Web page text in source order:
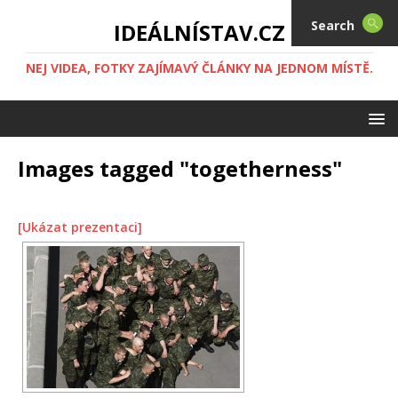
IDEÁLNÍSTAV.CZ
NEJ VIDEA, FOTKY ZAJÍMAVÝ ČLÁNKY NA JEDNOM MÍSTĚ.
Images tagged "togetherness"
[Ukázat prezentaci]
Search